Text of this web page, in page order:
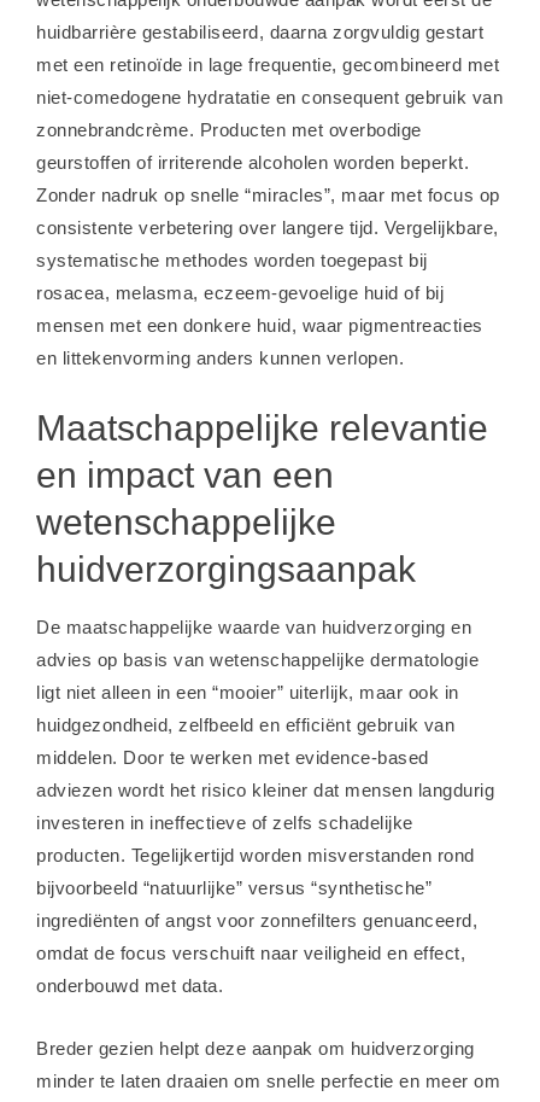
huidbarrière gestabiliseerd, daarna zorgvuldig gestart
met een retinoïde in lage frequentie, gecombineerd met
niet-comedogene hydratatie en consequent gebruik van
zonnebrandcrème. Producten met overbodige
geurstoffen of irriterende alcoholen worden beperkt.
Zonder nadruk op snelle “miracles”, maar met focus op
consistente verbetering over langere tijd. Vergelijkbare,
systematische methodes worden toegepast bij
rosacea, melasma, eczeem-gevoelige huid of bij
mensen met een donkere huid, waar pigmentreacties
en littekenvorming anders kunnen verlopen.
Maatschappelijke relevantie
en impact van een
wetenschappelijke
huidverzorgingsaanpak
De maatschappelijke waarde van huidverzorging en
advies op basis van wetenschappelijke dermatologie
ligt niet alleen in een “mooier” uiterlijk, maar ook in
huidgezondheid, zelfbeeld en efficiënt gebruik van
middelen. Door te werken met evidence-based
adviezen wordt het risico kleiner dat mensen langdurig
investeren in ineffectieve of zelfs schadelijke
producten. Tegelijkertijd worden misverstanden rond
bijvoorbeeld “natuurlijke” versus “synthetische”
ingrediënten of angst voor zonnefilters genuanceerd,
omdat de focus verschuift naar veiligheid en effect,
onderbouwd met data.
Breder gezien helpt deze aanpak om huidverzorging
minder te laten draaien om snelle perfectie en meer om